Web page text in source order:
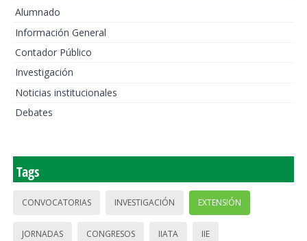
Alumnado
Información General
Contador Público
Investigación
Noticias institucionales
Debates
Tags
CONVOCATORIAS INVESTIGACIÓN EXTENSIÓN
JORNADAS CONGRESOS IIATA IIE